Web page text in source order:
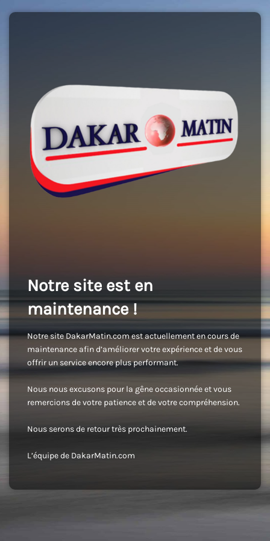
Notre site est en
maintenance !
Notre site DakarMatin.com est actuellement en cours de
maintenance afin d’améliorer votre expérience et de vous
offrir un service encore plus performant.
Nous nous excusons pour la gêne occasionnée et vous
remercions de votre patience et de votre compréhension.
Nous serons de retour très prochainement.
L’équipe de DakarMatin.com